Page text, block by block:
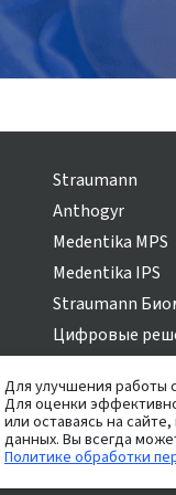
Straumann
Anthogyr
Medentika MPS
Medentika IPS
Straumann
Цифровые
AG
Для улучшения работы
Для оценки
или оставаясь на сайте,
данных. Вы всегда
Политике обработки